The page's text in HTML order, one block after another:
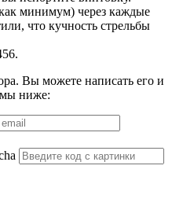
минимум) через каждые
что кучность стрельбы
Вы можете написать его и
ниже: